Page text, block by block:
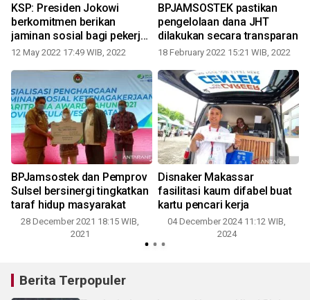
KSP: Presiden Jokowi
berkomitmen berikan
jaminan sosial bagi pekerja
dan buruh
12 May 2022 17:49 WIB, 2022
BPJAMSOSTEK pastikan
pengelolaan dana JHT
dilakukan secara transparan
18 February 2022 15:21 WIB, 2022
BPJamsostek dan Pemprov
Sulsel bersinergi tingkatkan
taraf hidup masyarakat
28 December 2021 18:15 WIB,
2021
Disnaker Makassar
fasilitasi kaum difabel buat
kartu pencari kerja
04 December 2024 11:12 WIB,
2024
Berita Terpopuler